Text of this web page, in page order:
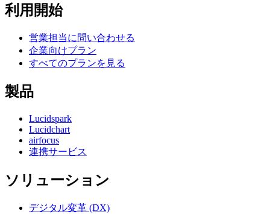
利用開始
営業担当に問い合わせる
企業向けプラン
すべてのプランを見る
製品
Lucidspark
Lucidchart
airfocus
連携サービス
ソリューション
デジタル変革 (DX)